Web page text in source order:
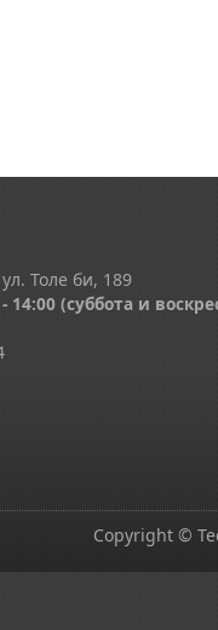
Толе би, 189
14:00 (суббота и
Copyright ©